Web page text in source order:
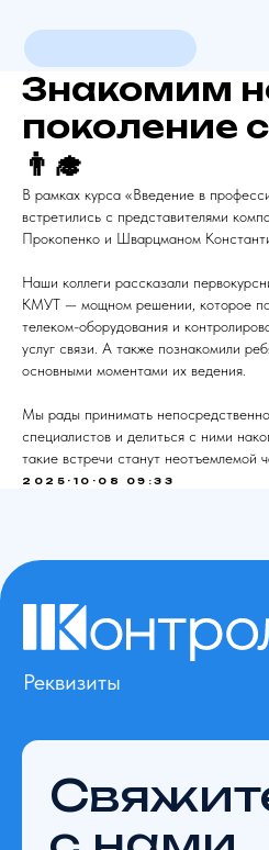
Главная
О компании
Продукт
Оборудование
Контакты
Новости
Знакомим
поколение
👨‍🎓
В рамках курса «Введение в
встретились с представителями
Прокопенко и Шварцманом
Наши коллеги рассказали
КМУТ — мощном решении, которое
телеком-оборудования и
услуг связи. А также познакомили
основными моментами их ведения.
Мы рады принимать
специалистов и делиться с ними
такие встречи станут неотъемлемой
2025-10-08 09:33
Свяжитесь
с нами
вопросам
Для справок
+7